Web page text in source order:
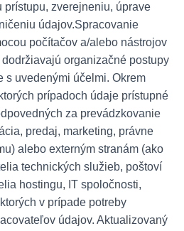
prístupu, zverejneniu, úprave
údajov.Spracovanie
počítačov a/alebo nástrojov
organizačné postupy
s uvedenými účelmi. Okrem
prípadoch údaje prístupné
za prevádzkovanie
predaj, marketing, právne
alebo externým stranám (ako
technických služieb, poštoví
hostingu, IT spoločnosti,
v prípade potreby
údajov. Aktualizovaný